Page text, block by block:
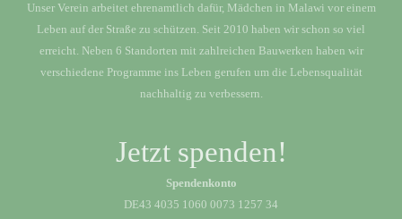
Unser Verein arbeitet ehrenamtlich dafür, Mädchen in Malawi vor einem
Leben auf der Straße zu schützen. Seit 2010 haben wir schon so viel
erreicht. Neben 6 Standorten mit zahlreichen Bauwerken haben wir
verschiedene Programme ins Leben gerufen um die Lebensqualität
nachhaltig zu verbessern.
Jetzt spenden!
Spendenkonto
DE43 4035 1060 0073 1257 34